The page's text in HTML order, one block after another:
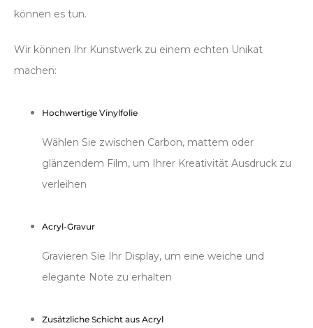
können es tun.
Wir können Ihr Kunstwerk zu einem echten Unikat
machen:
Hochwertige Vinylfolie
Wählen Sie zwischen Carbon, mattem oder
glänzendem Film, um Ihrer Kreativität Ausdruck zu
verleihen
Acryl-Gravur
Gravieren Sie Ihr Display, um eine weiche und
elegante Note zu erhalten
Zusätzliche Schicht aus Acryl